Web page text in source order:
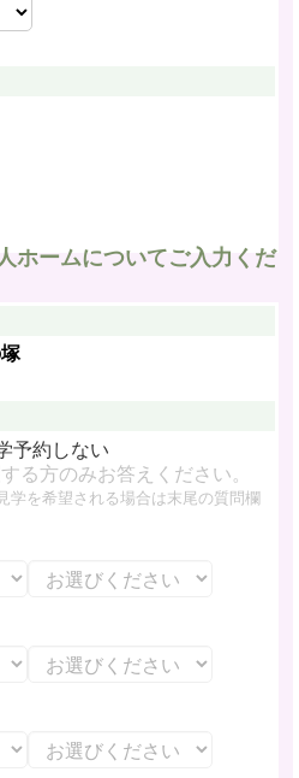
ホームについてご入力くだ
予約しない
る方のみお答えください。
を希望される場合は末尾の質問欄